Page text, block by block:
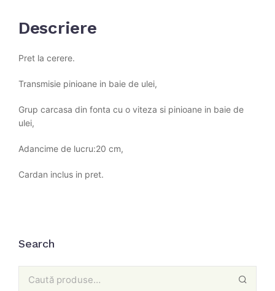
Descriere
Pret la cerere.
Transmisie pinioane in baie de ulei,
Grup carcasa din fonta cu o viteza si pinioane in baie de
ulei,
Adancime de lucru:20 cm,
Cardan inclus in pret.
Search